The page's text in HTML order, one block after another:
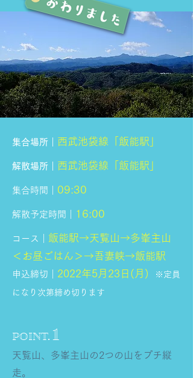
集合場所｜ 西武池袋線「飯能駅」
解散場所｜ 西武池袋線「飯能駅」
集合時間｜ 09:30
解散予定時間｜ 16:00
コース｜ 飯能駅→天覧山→多峯主山
＜お昼ごはん＞→吾妻峡→飯能駅
申込締切｜ 2022年5月23日(月) ※定員
になり次第締め切ります
POINT. 1
天覧山、多峯主山の2つの山をプチ縦
走。